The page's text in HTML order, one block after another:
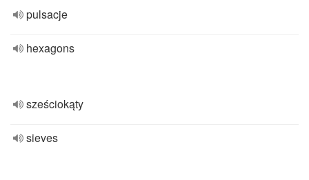
pulsacje
hexagons
sześciokąty
sieves